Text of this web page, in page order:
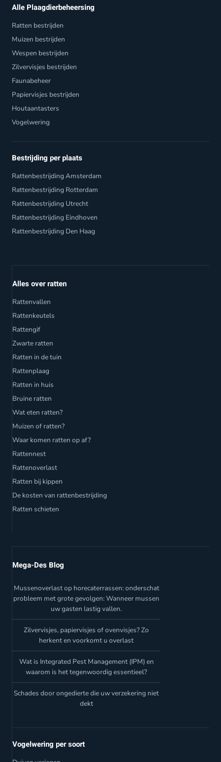
Alle Plaagdierbeheersing
Ratten bestrijden
Muizen bestrijden
Wespen bestrijden
Zilvervisjes bestrijden
Faunabeheer
Papiervisjes bestrijden
Houtaantasters
Vogelwering
Bestrijding per plaats
Rattenbestrijding Amsterdam
Rattenbestrijding Rotterdam
Rattenbestrijding Utrecht
Rattenbestrijding Eindhoven
Rattenbestrijding Den Haag
Alles over ratten
Rattenvallen
Rattenkeutels
Rattengif
Zwarte ratten
Ratten in de tuin
Rattenplaag
Ratten in huis
Bruine ratten
Wat eten ratten?
Muizen of ratten?
Waar komen ratten op af?
Rattennest
Rattenoverlast
Ratten bij kippen
De kosten van rattenbestrijding
Ratten schieten
Mega-Des Blog
Mussenoverlast op horecaterrassen: onderschat
probleem met grote gevolgen: Wanneer mussen
uw gasten lastig vallen.
Zilvervisjes, papiervisjes of ovenvisjes? Zo
herkent en voorkomt u overlast
Wat is Integrated Pest Management (IPM) en
waarom is het tegenwoordig essentieel?
Schades door ongedierte die uw verzekering niet
dekt
Vogelwering per soort